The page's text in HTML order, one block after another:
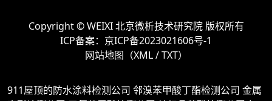
Copyright ©WEIXI 北京微析技术研究院版权所有
ICP备案： 京ICP备2023021606号-1
网站地图（XML/TXT）
911屋顶的防水涂料检测公司 邻溴苯甲酸丁酯检测公司 金属